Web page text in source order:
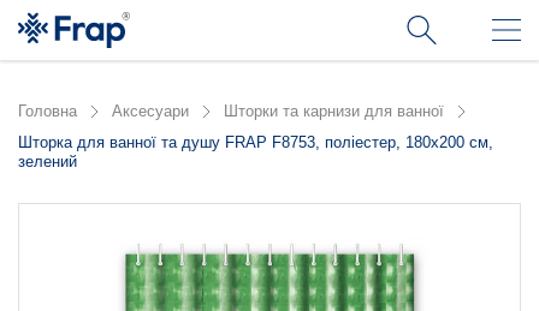
Головна Аксесуари
Шторки та карнизи для ванної
Шторка для ванної та душу FRAP F8753, поліестер, 180х200 см,
зелений